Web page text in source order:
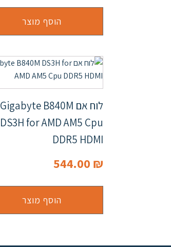
הוסף מוצר
לוח אם Gigabyte B840M
DS3H for AMD AM5 Cpu
DDR5 HDMI
544.00 ₪
הוסף מוצר